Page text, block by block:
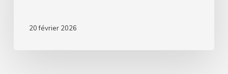
20 février 2026